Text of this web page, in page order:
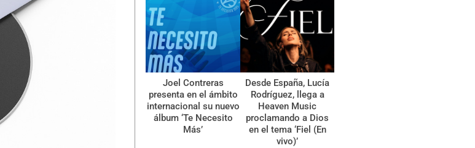
Joel Contreras
presenta en el ámbito
internacional su nuevo
álbum ‘Te Necesito
Más’
Desde España, Lucía
Rodríguez, llega a
Heaven Music
proclamando a Dios
en el tema ‘Fiel (En
vivo)’